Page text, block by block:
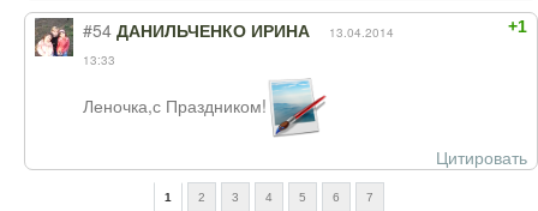
+1
#54 ДАНИЛЬЧЕНКО ИРИНА
13.04.2014
13:33
Леночка,с Праздником!
Цитировать
1 2 3 4 5 6 7